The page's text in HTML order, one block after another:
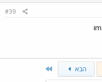
#39
הבא